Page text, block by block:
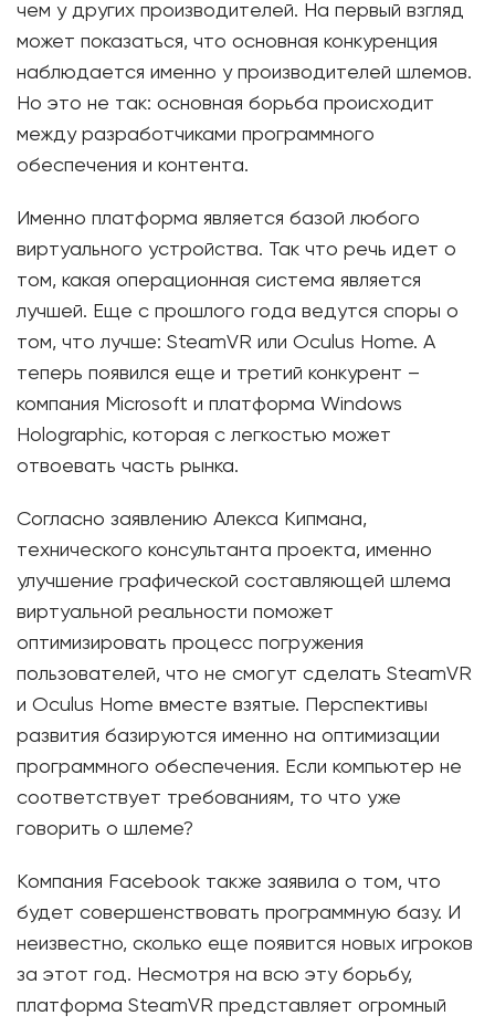
чем у других производителей. На первый взгляд
может показаться, что основная конкуренция
наблюдается именно у производителей шлемов.
Но это не так: основная борьба происходит
между разработчиками программного
обеспечения и контента.
Именно платформа является базой любого
виртуального устройства. Так что речь идет о
том, какая операционная система является
лучшей. Еще с прошлого года ведутся споры о
том, что лучше: SteamVR или Oculus Home. А
теперь появился еще и третий конкурент –
компания Microsoft и платформа Windows
Holographic, которая с легкостью может
отвоевать часть рынка.
Согласно заявлению Алекса Кипмана,
технического консультанта проекта, именно
улучшение графической составляющей шлема
виртуальной реальности поможет
оптимизировать процесс погружения
пользователей, что не смогут сделать SteamVR
и Oculus Home вместе взятые. Перспективы
развития базируются именно на оптимизации
программного обеспечения. Если компьютер не
соответствует требованиям, то что уже
говорить о шлеме?
Компания Facebook также заявила о том, что
будет совершенствовать программную базу. И
неизвестно, сколько еще появится новых игроков
за этот год. Несмотря на всю эту борьбу,
платформа SteamVR представляет огромный